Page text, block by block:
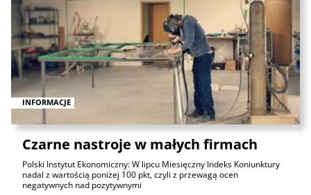
INFORMACJE
Czarne nastroje w małych firmach
Polski Instytut Ekonomiczny: W lipcu Miesięczny Indeks Koniunktury
nadal z wartością poniżej 100 pkt, czyli z przewagą ocen
negatywnych nad pozytywnymi